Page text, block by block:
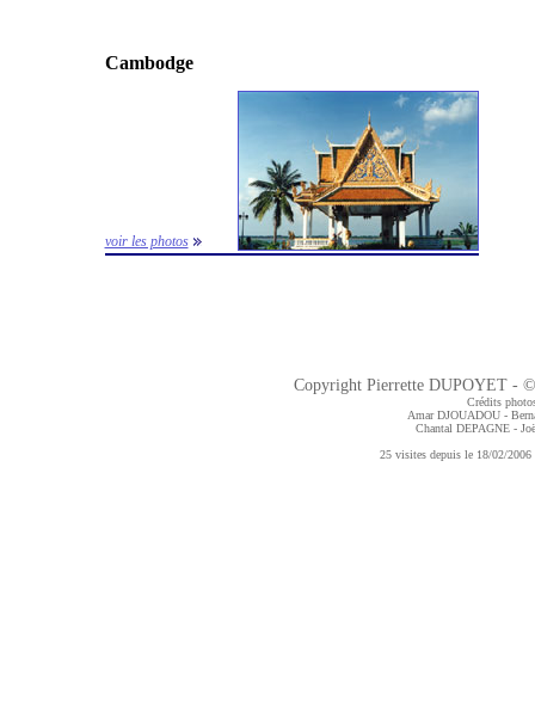
Cambodge
voir les photos
Copyright Pierrette DUPOYET -
Crédits
Amar DJOUADOU -
Chantal DEPAGNE -
25 visites depuis le 18/02/2006